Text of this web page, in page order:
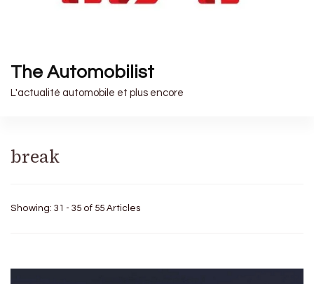
The Automobilist
L'actualité automobile et plus encore
break
Showing: 31 - 35 of 55 Articles